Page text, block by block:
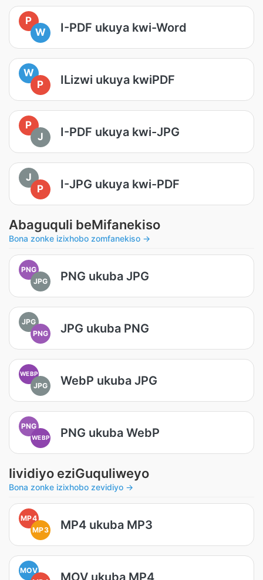
P
W
I-PDF ukuya kwi-Word
W
P
ILizwi ukuya kwiPDF
P
J
I-PDF ukuya kwi-JPG
J
P
I-JPG ukuya kwi-PDF
Abaguquli beMifanekiso
Bona zonke izixhobo zomfanekiso →
PNG
JPG
PNG ukuba JPG
JPG
PNG
JPG ukuba PNG
WEBP
JPG WebP ukuba JPG
PNG
WEBP PNG ukuba WebP
Iividiyo eziGuquliweyo
Bona zonke izixhobo zevidiyo →
MP4
MP3
MP4 ukuba MP3
MOV
MOV ukuba MP4